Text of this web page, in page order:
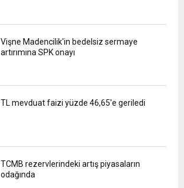
Vişne Madencilik'in bedelsiz sermaye
artırımına SPK onayı
TL mevduat faizi yüzde 46,65'e geriledi
TCMB rezervlerindeki artış piyasaların
odağında